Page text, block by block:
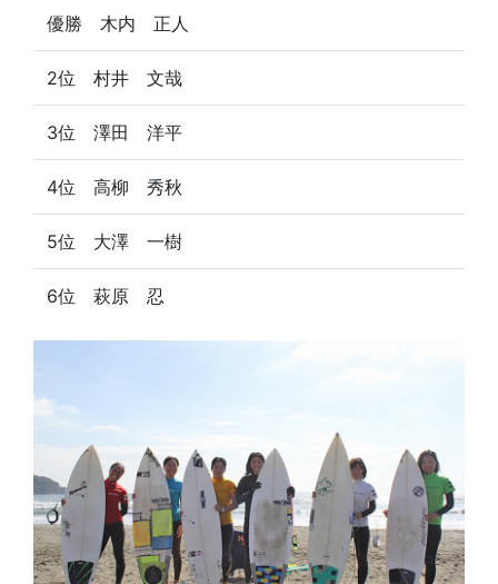
優勝 木内 正人
2位 村井 文哉
3位 澤田 洋平
4位 高柳 秀秋
5位 大澤 一樹
6位 萩原 忍